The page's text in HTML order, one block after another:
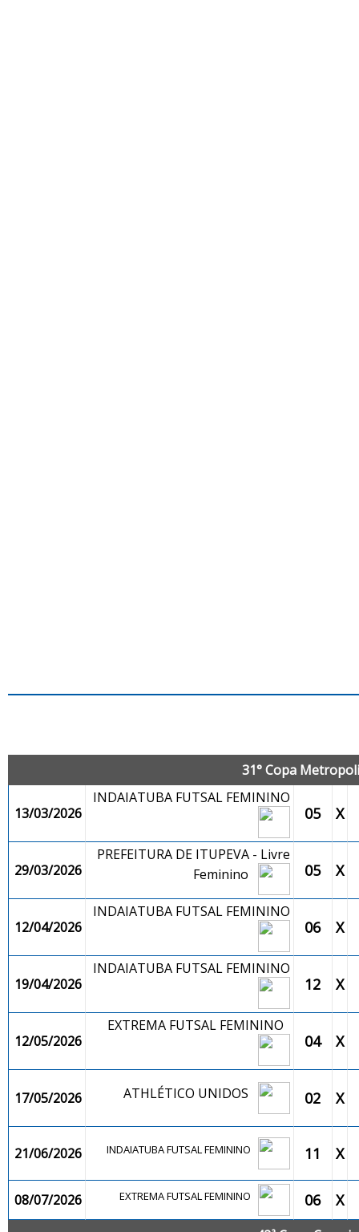
31° Copa
13/03/2026
INDAIATUBA FUTSAL FEMININO
05 X
29/03/2026
PREFEITURA DE ITUPEVA - Livre
Feminino
05 X
12/04/2026
INDAIATUBA FUTSAL FEMININO
06 X
19/04/2026
INDAIATUBA FUTSAL FEMININO
12 X
12/05/2026
EXTREMA FUTSAL FEMININO
04 X
17/05/2026 ATHLÉTICO UNIDOS 02 X
21/06/2026 INDAIATUBA FUTSAL FEMININO 11 X
08/07/2026 EXTREMA FUTSAL FEMININO 06 X